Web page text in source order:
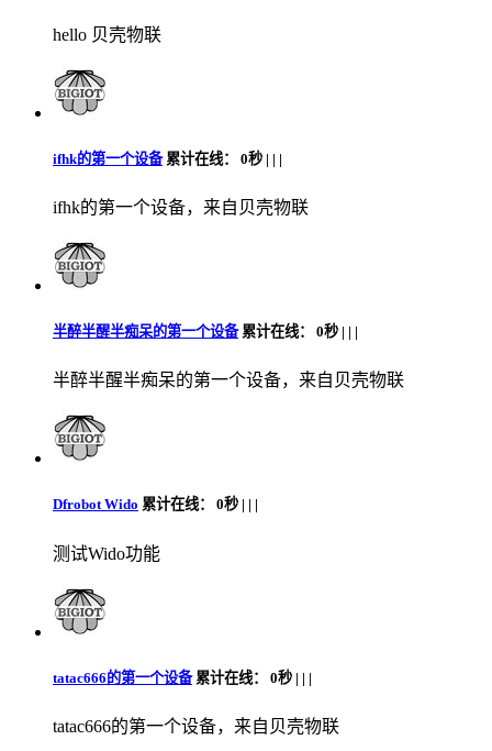
hello 贝壳物联
ifhk的第一个设备累计在线： 0秒 | | |
ifhk的第一个设备，来自贝壳物联
半醉半醒半痴呆的第一个设备累计在线： 0秒 | | |
半醉半醒半痴呆的第一个设备，来自贝壳物联
Dfrobot Wido 累计在线： 0秒 | | |
测试Wido功能
tatac666的第一个设备累计在线： 0秒 | | |
tatac666的第一个设备，来自贝壳物联